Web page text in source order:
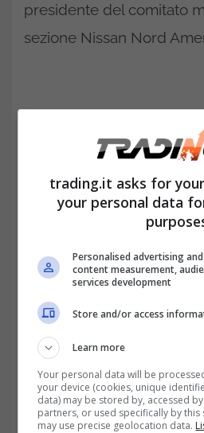
presidente del comitato
sezione Nissan Nord
Perchè Tavares
di Stellantis
La svolta della sua
nuovamente in Renault.
fatto la sua prima
trading.it asks for
your personal data
Personalised advertising
content measurement,
services development
Store and/or access
Learn more
Your personal data will be
your device (cookies, unique
data) may be stored by, accessed
partners, or used specifically by
may use precise geolocation data.